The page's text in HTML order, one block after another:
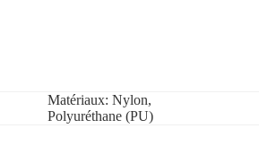
Matériaux: Nylon,
Polyuréthane (PU)